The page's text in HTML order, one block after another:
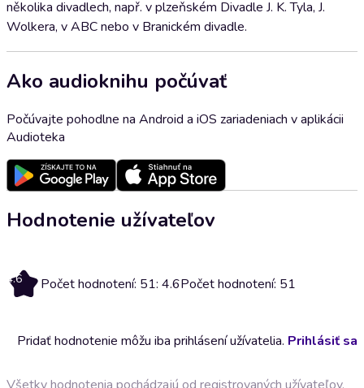
několika divadlech, např. v plzeňském Divadle J. K. Tyla, J.
Wolkera, v ABC nebo v Branickém divadle.
Ako audioknihu počúvať
Počúvajte pohodlne na Android a iOS zariadeniach v aplikácii
Audioteka
Hodnotenie užívateľov
4.6 Počet hodnotení: 51: 4.6Počet hodnotení: 51
Pridať hodnotenie môžu iba prihlásení užívatelia. Prihlásiť sa